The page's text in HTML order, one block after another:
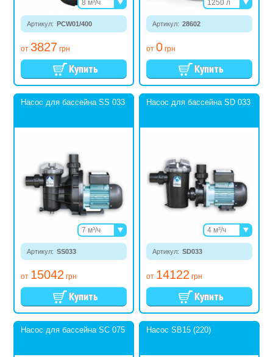
Артикул: PCW01/400
от 3827 грн
8 м³/ч
13,5 м³/ч
Артикул: 28602
от 0 грн
1250 л
2006 л
Насос для бассейна SS 033
Артикул: SS033
от 15042 грн
7 м³/ч
11 м³/ч
Насос для бассейна SD 033
Артикул: SD033
от 14122 грн
4 м³/ч
8,5 м³/ч
Насос для бассейна SC 075 Насос SB15 (220)